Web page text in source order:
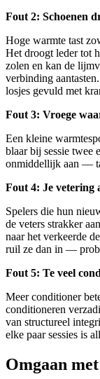
Fout 2: Schoenen
Hoge warmte tast
Het droogt leder tot
zolen en kan de
verbinding
losjes gevuld met
Fout 3: Vroege
Een kleine
blaar bij sessie twee
onmiddellijk aan —
Fout 4: Je vetering
Spelers die hun
de veters strakker
naar het verkeerde
ruil ze dan in —
Fout 5: Te veel
Meer conditioner
conditioneren
van structureel
elke paar sessies is
Omgaan